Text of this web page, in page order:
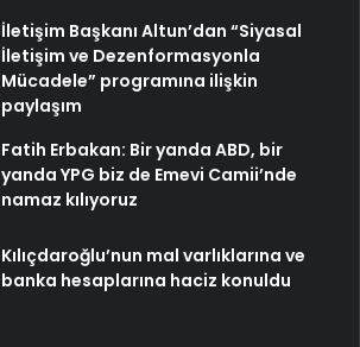
İletişim Başkanı Altun’dan “Siyasal
İletişim ve Dezenformasyonla
Mücadele” programına ilişkin
paylaşım
Fatih Erbakan: Bir yanda ABD, bir
yanda YPG biz de Emevi Camii’nde
namaz kılıyoruz
Kılıçdaroğlu’nun mal varlıklarına ve
banka hesaplarına haciz konuldu